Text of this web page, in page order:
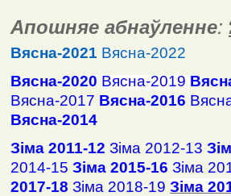
Апошняе абнаўленне:
Вясна-2021 Вясна-2022
Вясна-2020 Вясна-2019
Вясна-2017 Вясна-2016
Вясна-2014
Зіма 2011-12 Зіма 2012-13
2014-15 Зіма 2015-16 Зіма
2017-18 Зіма 2018-19 Зіма